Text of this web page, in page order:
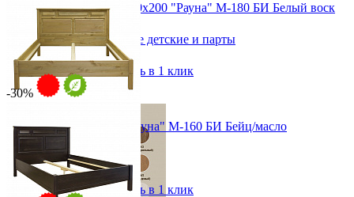
Полки детские
Стеллажи детские
Столы письменные детские и парты
Тумбы для детей
Шведская стенка
Шкафы детские
Ящики и короба
Двуспальная кровать 180х200 "Рауна" М-180 БИ Белый воск
от 42 378 ₽
от 60 540 ₽
193х117/44х215 см
В корзину Быстро купить в 1 клик
Двуспальная кровать "Рауна" М-160 БИ Бейц/масло
от 39 753 ₽
от 56 790 ₽
173х117/44х215 см
В корзину Быстро купить в 1 клик
-30%